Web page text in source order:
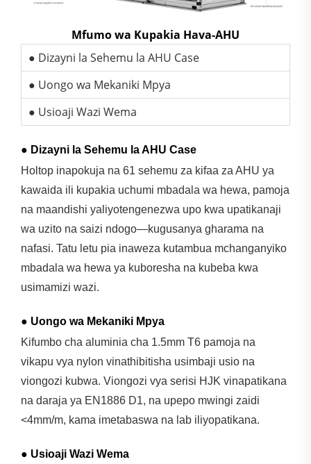
Mfumo wa Kupakia Hava-AHU
● Dizayni la Sehemu la AHU Case
● Uongo wa Mekaniki Mpya
● Usioaji Wazi Wema
● Dizayni la Sehemu la AHU Case
Holtop inapokuja na 61 sehemu za kifaa za AHU ya
kawaida ili kupakia uchumi mbadala wa hewa, pamoja
na maandishi yaliyotengenezwa upo kwa upatikanaji
wa uzito na saizi ndogo—kugusanya gharama na
nafasi. Tatu letu pia inaweza kutambua mchanganyiko
mbadala wa hewa ya kuboresha na kubeba kwa
usimamizi wazi.
● Uongo wa Mekaniki Mpya
Kifumbo cha aluminia cha 1.5mm T6 pamoja na
vikapu vya nylon vinathibitisha usimbaji usio na
viongozi kubwa. Viongozi vya serisi HJK vinapatikana
na daraja ya EN1886 D1, na upepo mwingi zaidi
<4mm/m, kama imetabaswa na lab iliyopatikana.
● Usioaji Wazi Wema